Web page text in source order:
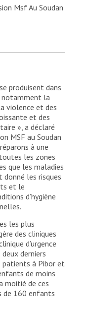
Msf Au Soudan
produisent dans
notamment la
violence et des
et des
», a déclaré
MSF au Soudan
à une
les zones
que les maladies
les risques
et le
d’hygiène
les plus
des cliniques
d’urgence
derniers
patients à Pibor et
de moins
moitié de ces
de 160 enfants
de
de MSF